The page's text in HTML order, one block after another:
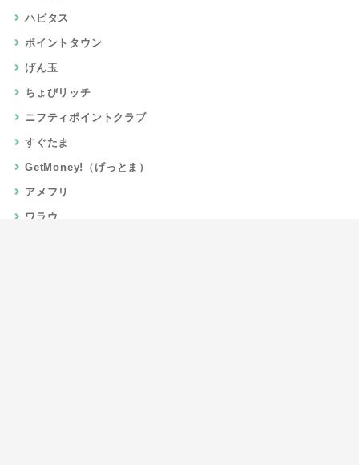
ハピタス
ポイントタウン
げん玉
ちょびリッチ
ニフティポイントクラブ
すぐたま
GetMoney!（げっとま）
アメフリ
ワラウ